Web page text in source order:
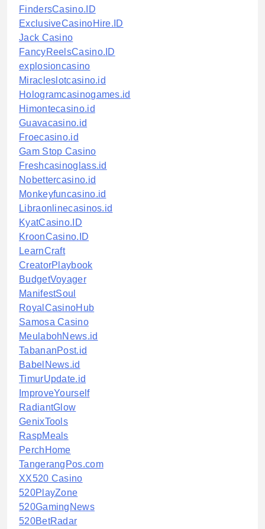
FindersCasino.ID
ExclusiveCasinoHire.ID
Jack Casino
FancyReelsCasino.ID
explosioncasino
Miracleslotcasino.id
Hologramcasinogames.id
Himontecasino.id
Guavacasino.id
Froecasino.id
Gam Stop Casino
Freshcasinoglass.id
Nobettercasino.id
Monkeyfuncasino.id
Libraonlinecasinos.id
KyatCasino.ID
KroonCasino.ID
LearnCraft
CreatorPlaybook
BudgetVoyager
ManifestSoul
RoyalCasinoHub
Samosa Casino
MeulabohNews.id
TabananPost.id
BabelNews.id
TimurUpdate.id
ImproveYourself
RadiantGlow
GenixTools
RaspMeals
PerchHome
TangerangPos.com
XX520 Casino
520PlayZone
520GamingNews
520BetRadar